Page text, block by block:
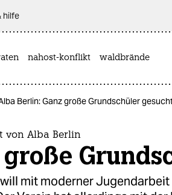
hilfe
nahost-konflikt waldbrände
Berlin: Ganz große Grundschüler
von Alba Berlin
große
mit moderner